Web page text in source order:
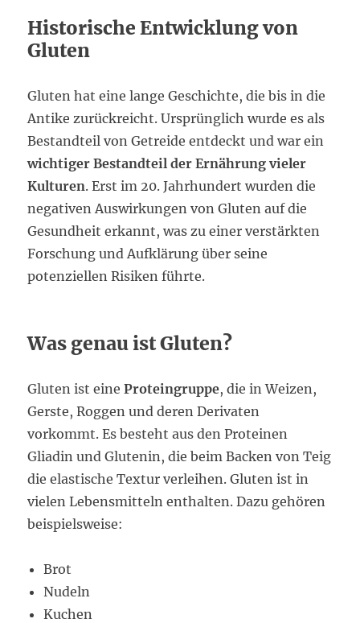
Historische Entwicklung von
Gluten
Gluten hat eine lange Geschichte, die bis in die
Antike zurückreicht. Ursprünglich wurde es als
Bestandteil von Getreide entdeckt und war ein
wichtiger Bestandteil der Ernährung vieler
Kulturen. Erst im 20. Jahrhundert wurden die
negativen Auswirkungen von Gluten auf die
Gesundheit erkannt, was zu einer verstärkten
Forschung und Aufklärung über seine
potenziellen Risiken führte.
Was genau ist Gluten?
Gluten ist eineProteingruppe, die in Weizen,
Gerste, Roggen und deren Derivaten
vorkommt. Es besteht aus den Proteinen
Gliadin und Glutenin, die beim Backen von Teig
die elastische Textur verleihen. Gluten ist in
vielen Lebensmitteln enthalten. Dazu gehören
beispielsweise:
Brot
Nudeln
Kuchen